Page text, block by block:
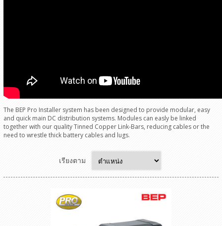
The BEP Pro Installer system has been designed to provide modular, easy
and quick main DC distribution systems. Modules can easly be linked
together with our quality Tinned Copper Link-Bars, reducing cables or the
need to wrestle thick battery cables and lugs.
เรียงตาม